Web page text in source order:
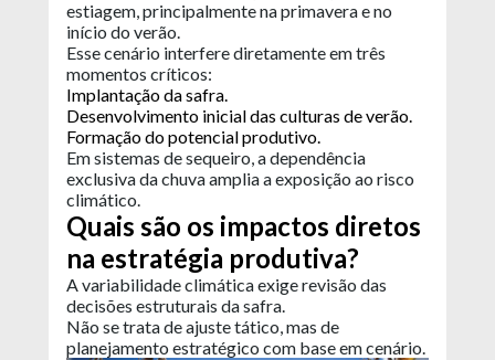
estiagem, principalmente na primavera e no
início do verão.
Esse cenário interfere diretamente em três
momentos críticos:
Implantação da safra.
Desenvolvimento inicial das culturas de verão.
Formação do potencial produtivo.
Em sistemas de sequeiro, a dependência
exclusiva da chuva amplia a exposição ao risco
climático.
Quais são os impactos diretos
na estratégia produtiva?
A variabilidade climática exige revisão das
decisões estruturais da safra.
Não se trata de ajuste tático, mas de
planejamento estratégico com base em cenário.